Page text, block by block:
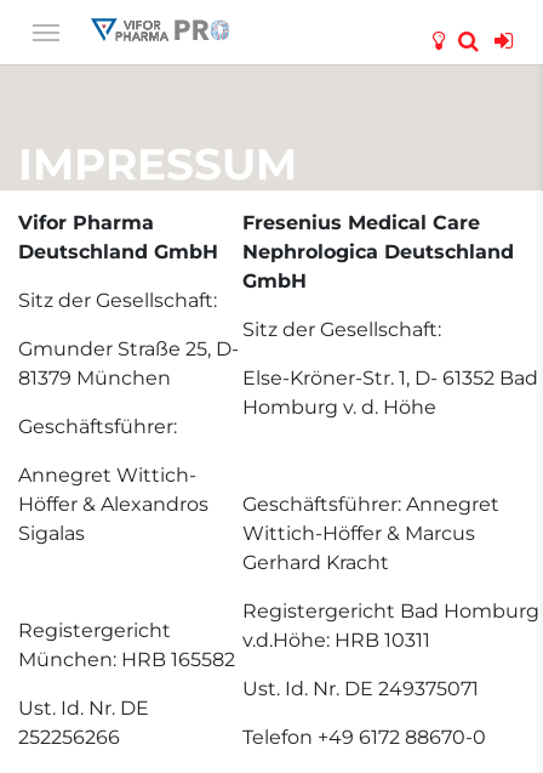
IMPRESSUM
Vifor Pharma
Deutschland GmbH
Sitz der Gesellschaft:
Gmunder Straße 25, D-
81379 München
Geschäftsführer:
Annegret Wittich-
Höffer & Alexandros
Sigalas
Registergericht
München: HRB 165582
Ust. Id. Nr. DE
252256266
Fresenius Medical Care
Nephrologica Deutschland
GmbH
Sitz der Gesellschaft:
Else-Kröner-Str. 1, D- 61352 Bad
Homburg v. d. Höhe
Geschäftsführer: Annegret
Wittich-Höffer & Marcus
Gerhard Kracht
Registergericht Bad Homburg
v.d.Höhe: HRB 10311
Ust. Id. Nr. DE 249375071
Telefon +49 6172 88670-0